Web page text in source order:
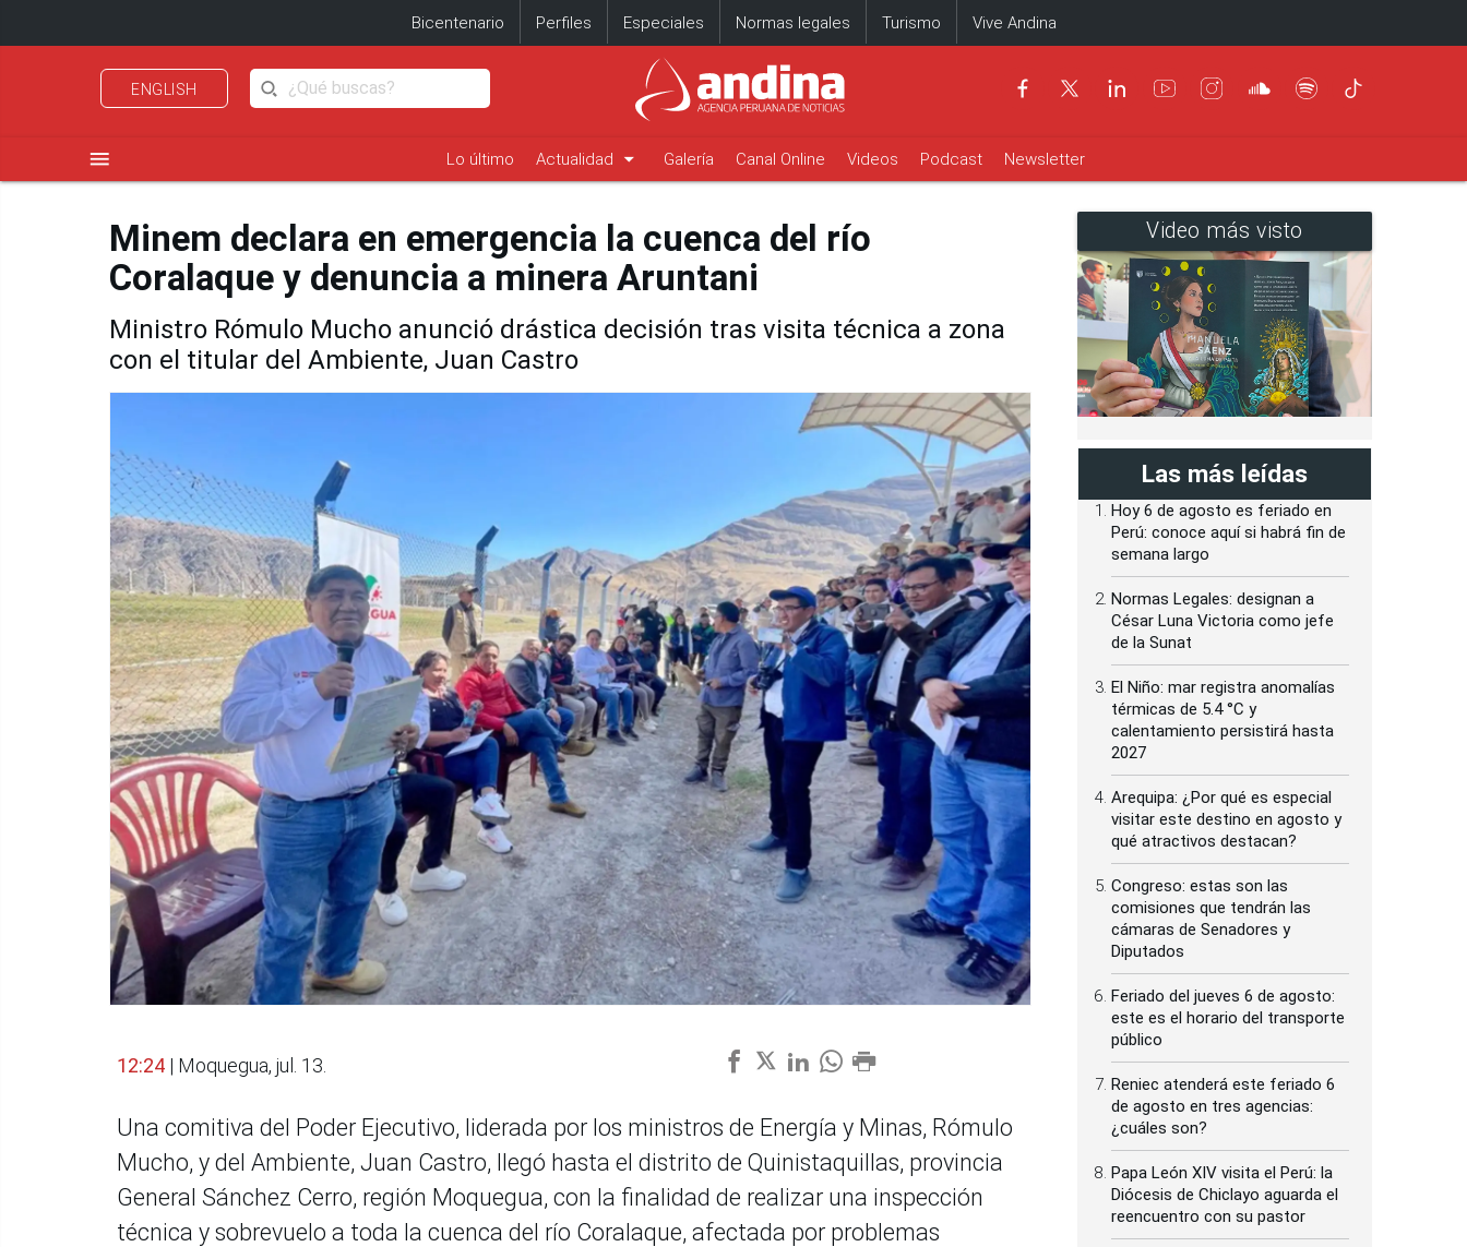
Bicentenario Perfiles Especiales Normas legales Turismo Vive Andina
ENGLISH
menu Lo último Actualidad arrow_drop_down Galería Canal Online Videos Podcast Newsletter
Minem declara en emergencia la cuenca del río
Coralaque y denuncia a minera Aruntani
Ministro Rómulo Mucho anunció drástica decisión tras visita técnica a zona
con el titular del Ambiente, Juan Castro
12:24 | Moquegua, jul. 13.
Una comitiva del Poder Ejecutivo, liderada por los ministros de Energía y Minas, Rómulo
Mucho, y del Ambiente, Juan Castro, llegó hasta el distrito de Quinistaquillas, provincia
General Sánchez Cerro, región Moquegua, con la finalidad de realizar una inspección
técnica y sobrevuelo a toda la cuenca del río Coralaque, afectada por problemas
Video más visto
Las más leídas
Hoy 6 de agosto es feriado en
Perú: conoce aquí si habrá fin de
semana largo
Normas Legales: designan a
César Luna Victoria como jefe
de la Sunat
El Niño: mar registra anomalías
térmicas de 5.4 °C y
calentamiento persistirá hasta
2027
Arequipa: ¿Por qué es especial
visitar este destino en agosto y
qué atractivos destacan?
Congreso: estas son las
comisiones que tendrán las
cámaras de Senadores y
Diputados
Feriado del jueves 6 de agosto:
este es el horario del transporte
público
Reniec atenderá este feriado 6
de agosto en tres agencias:
¿cuáles son?
Papa León XIV visita el Perú: la
Diócesis de Chiclayo aguarda el
reencuentro con su pastor